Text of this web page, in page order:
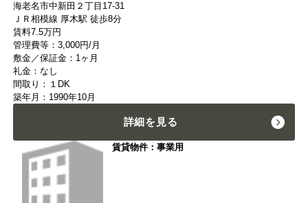
海老名市中新田２丁目17-31
ＪＲ相模線 厚木駅 徒歩8分
賃料7.5万円
管理費等：3,000円/月
敷金／保証金：1ヶ月
礼金：なし
間取り：１DK
築年月：1990年10月
詳細を見る
賃貸物件：事業用